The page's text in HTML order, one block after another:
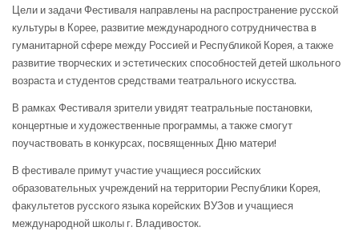
Цели и задачи Фестиваля направлены на распространение русской
культуры в Корее, развитие международного сотрудничества в
гуманитарной сфере между Россией и Республикой Корея, а также
развитие творческих и эстетических способностей детей школьного
возраста и студентов средствами театрального искусства.
В рамках Фестиваля зрители увидят театральные постановки,
концертные и художественные программы, а также смогут
поучаствовать в конкурсах, посвященных Дню матери!
В фестивале примут участие учащиеся российских
образовательных учреждений на территории Республики Корея,
факультетов русского языка корейских ВУЗов и учащиеся
международной школы г. Владивосток.